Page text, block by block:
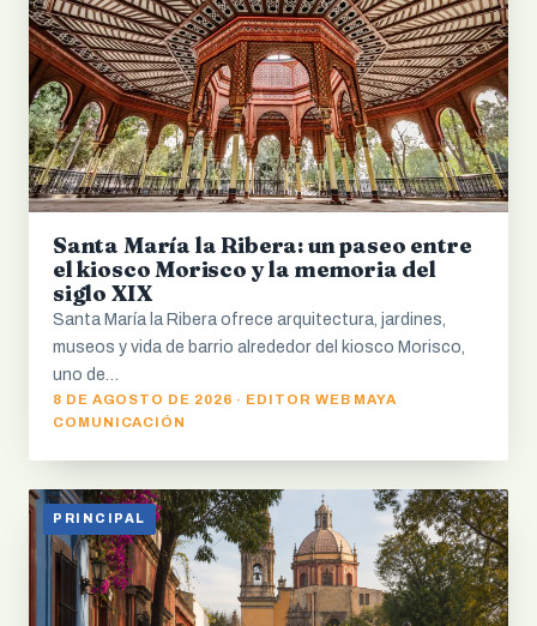
Santa María la Ribera: un paseo entre
el kiosco Morisco y la memoria del
siglo XIX
Santa María la Ribera ofrece arquitectura, jardines,
museos y vida de barrio alrededor del kiosco Morisco,
uno de…
8 DE AGOSTO DE 2026 · EDITOR WEB MAYA
COMUNICACIÓN
PRINCIPAL